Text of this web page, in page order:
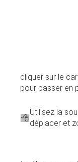
cliquer sur le
pour passer en
Utilisez la
déplacer et